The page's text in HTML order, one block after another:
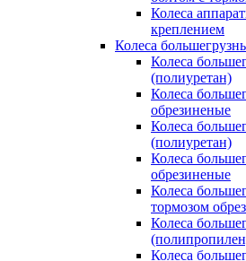
Колеса
креплением
Колеса
Колеса
(полиуретан)
Колеса
обрезиненые
Колеса
(полиуретан)
Колеса
обрезиненые
Колеса
тормозом
Колеса
Колеса